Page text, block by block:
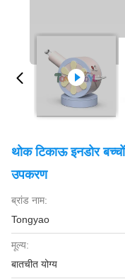
थोक टिकाऊ इनडोर
उपकरण
ब्रांड नाम:
Tongyao
मूल्य:
बातचीत योग्य